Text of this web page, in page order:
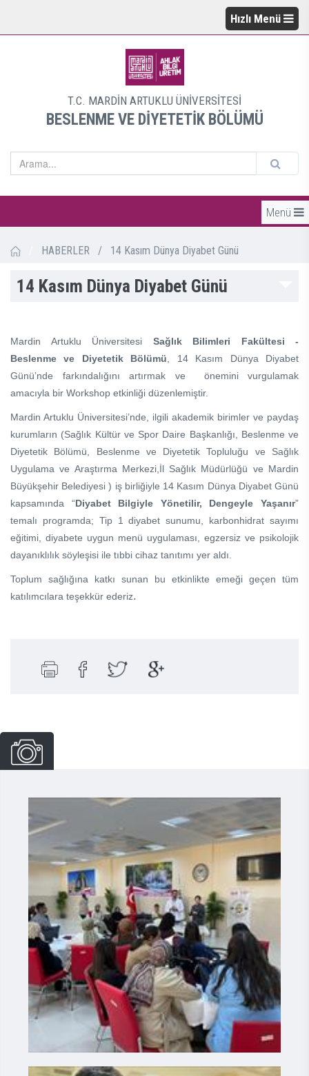
Hızlı Menü
T.C. MARDİN ARTUKLU ÜNİVERSİTESİ
BESLENME VE DİYETETİK BÖLÜMÜ
Menü
HABERLER / 14 Kasım Dünya Diyabet Günü
14 Kasım Dünya Diyabet Günü
Mardin Artuklu Üniversitesi Sağlık Bilimleri Fakültesi -
Beslenme ve Diyetetik Bölümü , 14 Kasım Dünya Diyabet
Günü’nde farkındalığını artırmak ve önemini vurgulamak
amacıyla bir Workshop etkinliği düzenlemiştir.
Mardin Artuklu Üniversitesi’nde, ilgili akademik birimler ve paydaş
kurumların (Sağlık Kültür ve Spor Daire Başkanlığı, Beslenme ve
Diyetetik Bölümü, Beslenme ve Diyetetik Topluluğu ve Sağlık
Uygulama ve Araştırma Merkezi,İl Sağlık Müdürlüğü ve Mardin
Büyükşehir Belediyesi ) iş birliğiyle 14 Kasım Dünya Diyabet Günü
kapsamında “Diyabet Bilgiyle Yönetilir, Dengeyle Yaşanır”
temalı programda; Tip 1 diyabet sunumu, karbonhidrat sayımı
eğitimi, diyabete uygun menü uygulaması, egzersiz ve psikolojik
dayanıklılık söyleşisi ile tıbbi cihaz tanıtımı yer aldı.
Toplum sağlığına katkı sunan bu etkinlikte emeği geçen tüm
katılımcılara teşekkür ederiz.